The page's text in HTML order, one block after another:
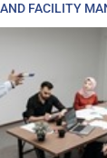
FACILITY